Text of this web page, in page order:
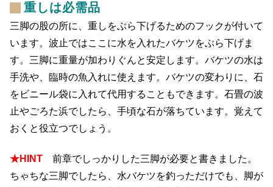
重しは必需品
三脚の股の所に、重しをぶら下げるためのフックが付いて
います。波止ではここに水を入れたバケツをぶら下げま
す。三脚に重量が加わりぐんと安定します。バケツの水は
手洗や、臨時の魚入れに使えます。バケツの変わりに、石
をビニール袋に入れて代用することもできます。石畳の波
止やごろた浜でしたら、手頃な石が落ちています。覚えて
おくと役立つでしょう。
★HINT 前章でしっかりした三脚が必要と書きました。
ちゃちな三脚でしたら、水バケツを釣っただけでも、脚が